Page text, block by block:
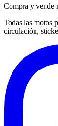
Compra y vende
Todas las motos
circulación,